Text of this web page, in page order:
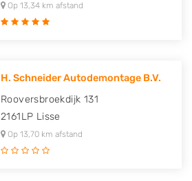
Op 13,34 km afstand
H. Schneider Autodemontage B.V.
Rooversbroekdijk 131
2161LP Lisse
Op 13,70 km afstand